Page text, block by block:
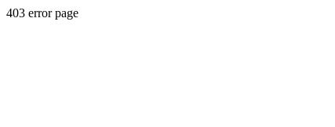
403 error page